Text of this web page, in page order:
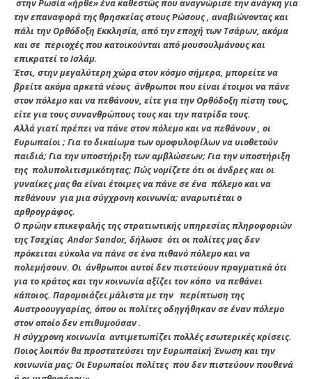
στην Ρωσία «ήρθε» ένα καθεστώς που αναγνώρισε την ανάγκη για
την επαναφορά της θρησκείας στους Ρώσους , αναβιώνοντας και
πάλι την Ορθόδοξη Εκκλησία, από την εποχή των Τσάρων, ακόμα
και σε περιοχές που κατοικούνται από μουσουλμάνους και
επικρατεί το Ισλάμ.
Έτσι, στην μεγαλύτερη χώρα στον κόσμο σήμερα, μπορείτε να
βρείτε ακόμα αρκετά νέους άνθρωποι που είναι έτοιμοι να πάνε
στον πόλεμο και να πεθάνουν, είτε για την Ορθόδοξη πίστη τους,
είτε για τους συνανθρώπους τους και την πατρίδα τους.
Αλλά γιατί πρέπει να πάνε στον πόλεμο και να πεθάνουν , οι
Ευρωπαίοι ; Για το δικαίωμα των ομοφυλοφίλων να υιοθετούν
παιδιά; Για την υποστήριξη των αμβλώσεων; Για την υποστήριξη
της πολυπολιτισμικότητας; Πώς νομίζετε ότι οι άνδρες και οι
γυναίκες μας θα είναι έτοιμες να πάνε σε ένα πόλεμο και να
πεθάνουν για μια σύγχρονη κοινωνία; αναρωτιέται ο
αρθρογράφος.
Ο πρώην επικεφαλής της στρατιωτικής υπηρεσίας πληροφοριών
της Τσεχίας Andor Sandor, δήλωσε ότι οι πολίτες μας δεν
πρόκειται εύκολα να πάνε σε ένα πιθανό πόλεμο και να
πολεμήσουν. Οι άνθρωποι αυτοί δεν πιστεύουν πραγματικά ότι
για το κράτος και την κοινωνία αξίζει τον κόπο να πεθάνει
κάποιος. Παρομοιάζει μάλιστα με την περίπτωση της
Αυστροουγγαρίας, όπου οι πολίτες οδηγήθηκαν σε έναν πόλεμο
στον οποίο δεν επιθυμούσαν .
Η σύγχρονη κοινωνία αντιμετωπίζει πολλές εσωτερικές κρίσεις.
Ποιος λοιπόν θα προστατεύσει την Ευρωπαϊκή Ένωση και την
κοινωνία μας; Οι Ευρωπαίοι πολίτες που δεν πιστεύουν πουθενά